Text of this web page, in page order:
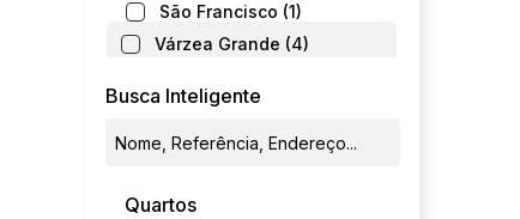
São Francisco (1)
Várzea Grande (4)
23 de Setembro (1)
Parque das Nações (1)
Busca Inteligente
Quartos